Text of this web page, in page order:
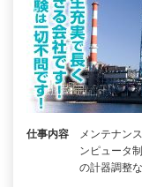
仕事内容
メンテナン
ンピュータ
の計器調整